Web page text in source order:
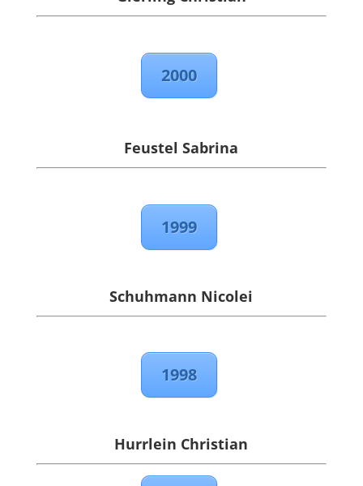
2000
Feustel Sabrina
1999
Schuhmann Nicolei
1998
Hurrlein Christian